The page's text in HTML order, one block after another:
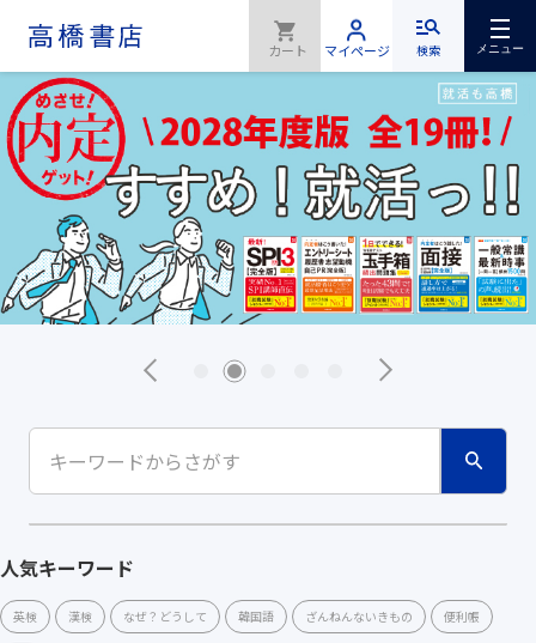
検索 メニュー
人気キーワード
英検 漢検 なぜ？どうして 韓国語 ざんねんないきもの 便利帳